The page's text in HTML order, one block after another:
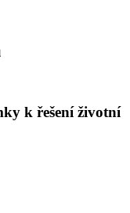
k řešení životní